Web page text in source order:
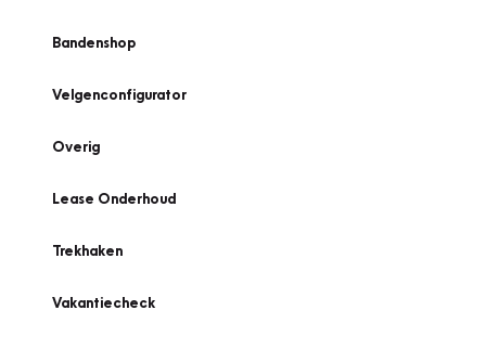
Bandenshop
Velgenconfigurator
Overig
Lease Onderhoud
Trekhaken
Vakantiecheck